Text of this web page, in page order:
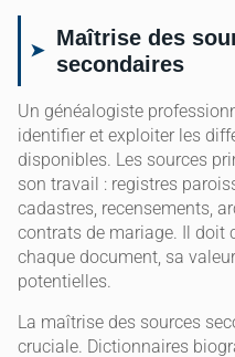
Maîtrise des
secondaires
Un généalogiste
identifier et exploiter les
disponibles. Les sources
son travail : registres
cadastres, recensements,
contrats de mariage. Il doit
chaque document, sa
potentielles.
La maîtrise des sources
cruciale. Dictionnaires